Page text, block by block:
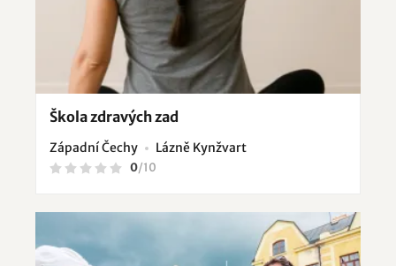
Škola zdravých zad
Západní Čechy Lázně Kynžvart
0/10